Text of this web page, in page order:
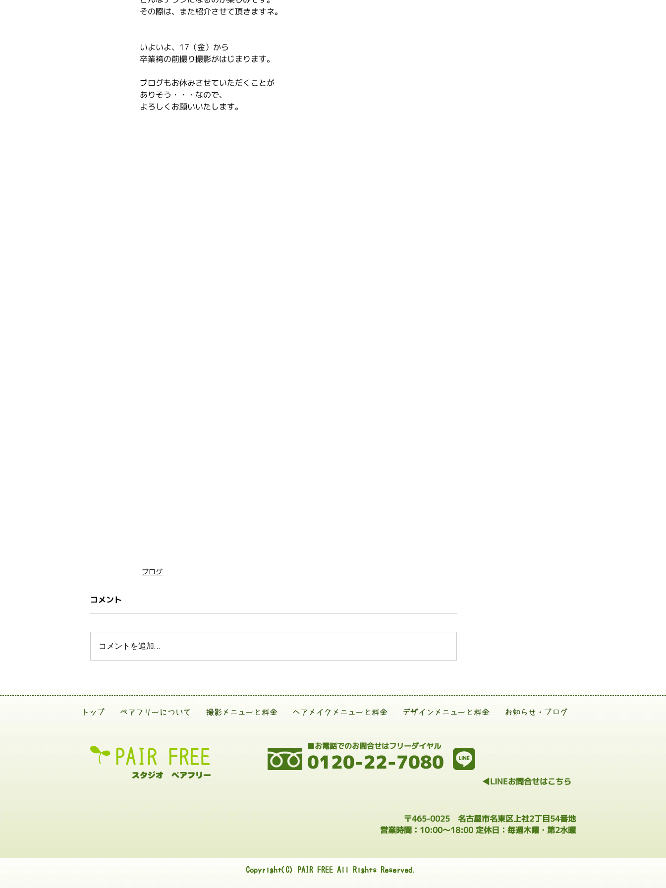
その際は、また紹介させて頂きますネ。
いよいよ、17（金）から
卒業袴の前撮り撮影がはじまります。
ブログもお休みさせていただくことが
ありそう・・・なので、
よろしくお願いいたします。
ブログ
コメント
コメントを追加…
トップ ペアフリーについて 撮影メニューと料金 ヘアメイクメニューと料金 デザインメニューと料金 お知らせ・ブログ
0120-22-7080
■お電話でのお問合せはフリーダイヤル
◀LINEお問合せはこちら
〒465-0025 名古屋市名東区上社2丁目54番地
営業時間：10:00～18:00 定休日：毎週木曜・第2水曜
Copyright(C) PAIR FREE All Rights Reserved.